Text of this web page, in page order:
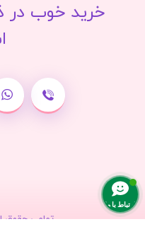
خرید خوب در
تمامی حقوق
ارتباط با ما